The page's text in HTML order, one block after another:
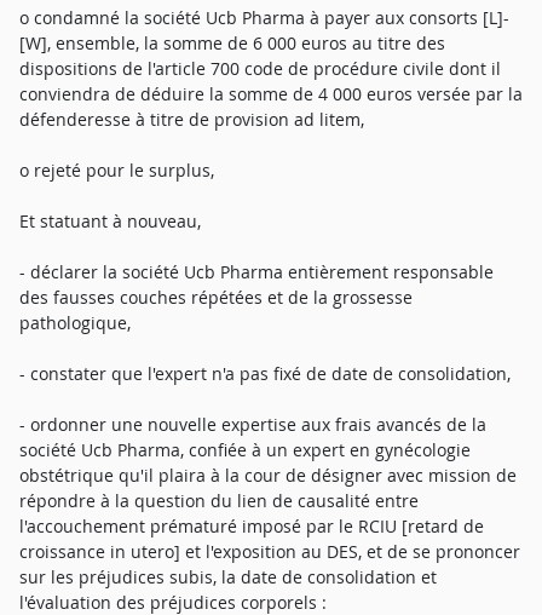
o condamné la société Ucb Pharma à payer aux consorts [L]-
[W], ensemble, la somme de 6 000 euros au titre des
dispositions de l'article 700 code de procédure civile dont il
conviendra de déduire la somme de 4 000 euros versée par la
défenderesse à titre de provision ad litem,
o rejeté pour le surplus,
Et statuant à nouveau,
- déclarer la société Ucb Pharma entièrement responsable
des fausses couches répétées et de la grossesse
pathologique,
- constater que l'expert n'a pas fixé de date de consolidation,
- ordonner une nouvelle expertise aux frais avancés de la
société Ucb Pharma, confiée à un expert en gynécologie
obstétrique qu'il plaira à la cour de désigner avec mission de
répondre à la question du lien de causalité entre
l'accouchement prématuré imposé par le RCIU [retard de
croissance in utero] et l'exposition au DES, et de se prononcer
sur les préjudices subis, la date de consolidation et
l'évaluation des préjudices corporels :